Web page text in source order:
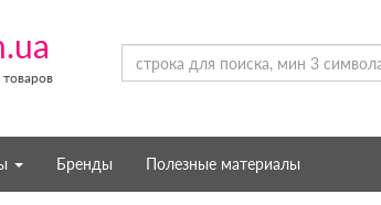
Бренды Полезные материалы